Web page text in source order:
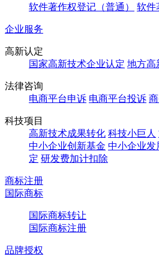
软件著作权登记（普通）
软件
企业服务
高新认定
国家高新技术企业认定 地方高
法律咨询
电商平台申诉 电商平台投诉
科技项目
高新技术成果转化 科技小巨人
中小企业创新基金 中小企业发
定 研发费加计扣除
商标注册
国际商标
国际商标转让
国际商标注册
品牌授权